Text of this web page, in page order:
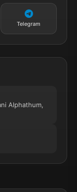
Telegram
Alphathum,